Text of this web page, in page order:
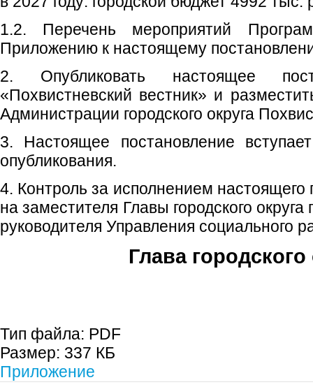
1.2. Перечень мероприятий
Приложению к настоящему
2. Опубликовать настоящее
«Похвистневский вестник» и
Администрации городского округа
3. Настоящее постановление
опубликования.
4. Контроль за исполнением настоящего
на заместителя Главы городского
руководителя Управления социального
Глава городского
Тип файла: PDF
Размер: 337 КБ
Приложение